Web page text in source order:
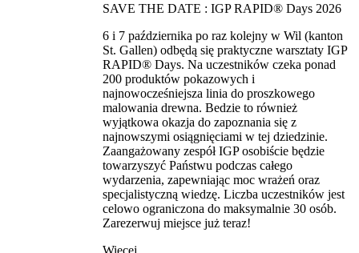
SAVE THE DATE : IGP RAPID® Days 2026
6 i 7 października po raz kolejny w Wil (kanton
St. Gallen) odbędą się praktyczne warsztaty IGP
RAPID® Days. Na uczestników czeka ponad
200 produktów pokazowych i
najnowocześniejsza linia do proszkowego
malowania drewna. Bedzie to również
wyjątkowa okazja do zapoznania się z
najnowszymi osiągnięciami w tej dziedzinie.
Zaangażowany zespół IGP osobiście będzie
towarzyszyć Państwu podczas całego
wydarzenia, zapewniając moc wrażeń oraz
specjalistyczną wiedzę. Liczba uczestników jest
celowo ograniczona do maksymalnie 30 osób.
Zarezerwuj miejsce już teraz!
Więcej